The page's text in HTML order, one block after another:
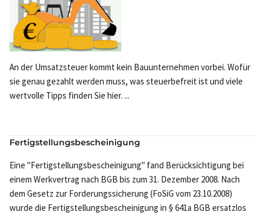
An der Umsatzsteuer kommt kein Bauunternehmen vorbei. Wofür
sie genau gezahlt werden muss, was steuerbefreit ist und viele
wertvolle Tipps finden Sie hier. ...
Fertigstellungsbescheinigung
Eine "Fertigstellungsbescheinigung" fand Berücksichtigung bei
einem Werkvertrag nach BGB bis zum 31. Dezember 2008. Nach
dem Gesetz zur Forderungssicherung (FoSiG vom 23.10.2008)
wurde die Fertigstellungsbescheinigung in § 641a BGB ersatzlos